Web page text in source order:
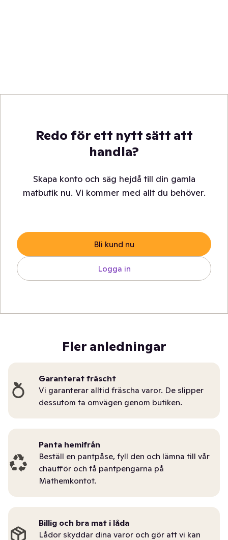
Redo för ett nytt sätt att
handla?
Skapa konto och säg hejdå till din gamla
matbutik nu. Vi kommer med allt du behöver.
Bli kund nu
Logga in
Fler anledningar
Garanterat fräscht
Vi garanterar alltid fräscha varor. De slipper
dessutom ta omvägen genom butiken.
Panta hemifrån
Beställ en pantpåse, fyll den och lämna till vår
chaufför och få pantpengarna på
Mathemkontot.
Billig och bra mat i låda
Lådor skyddar dina varor och gör att vi kan